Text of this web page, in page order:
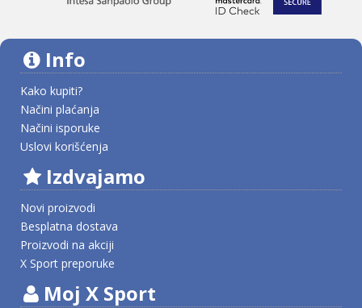
Info
Kako kupiti?
Načini plaćanja
Načini isporuke
Uslovi korišćenja
Izdvajamo
Novi proizvodi
Besplatna dostava
Proizvodi na akciji
X Sport preporuke
Moj X Sport